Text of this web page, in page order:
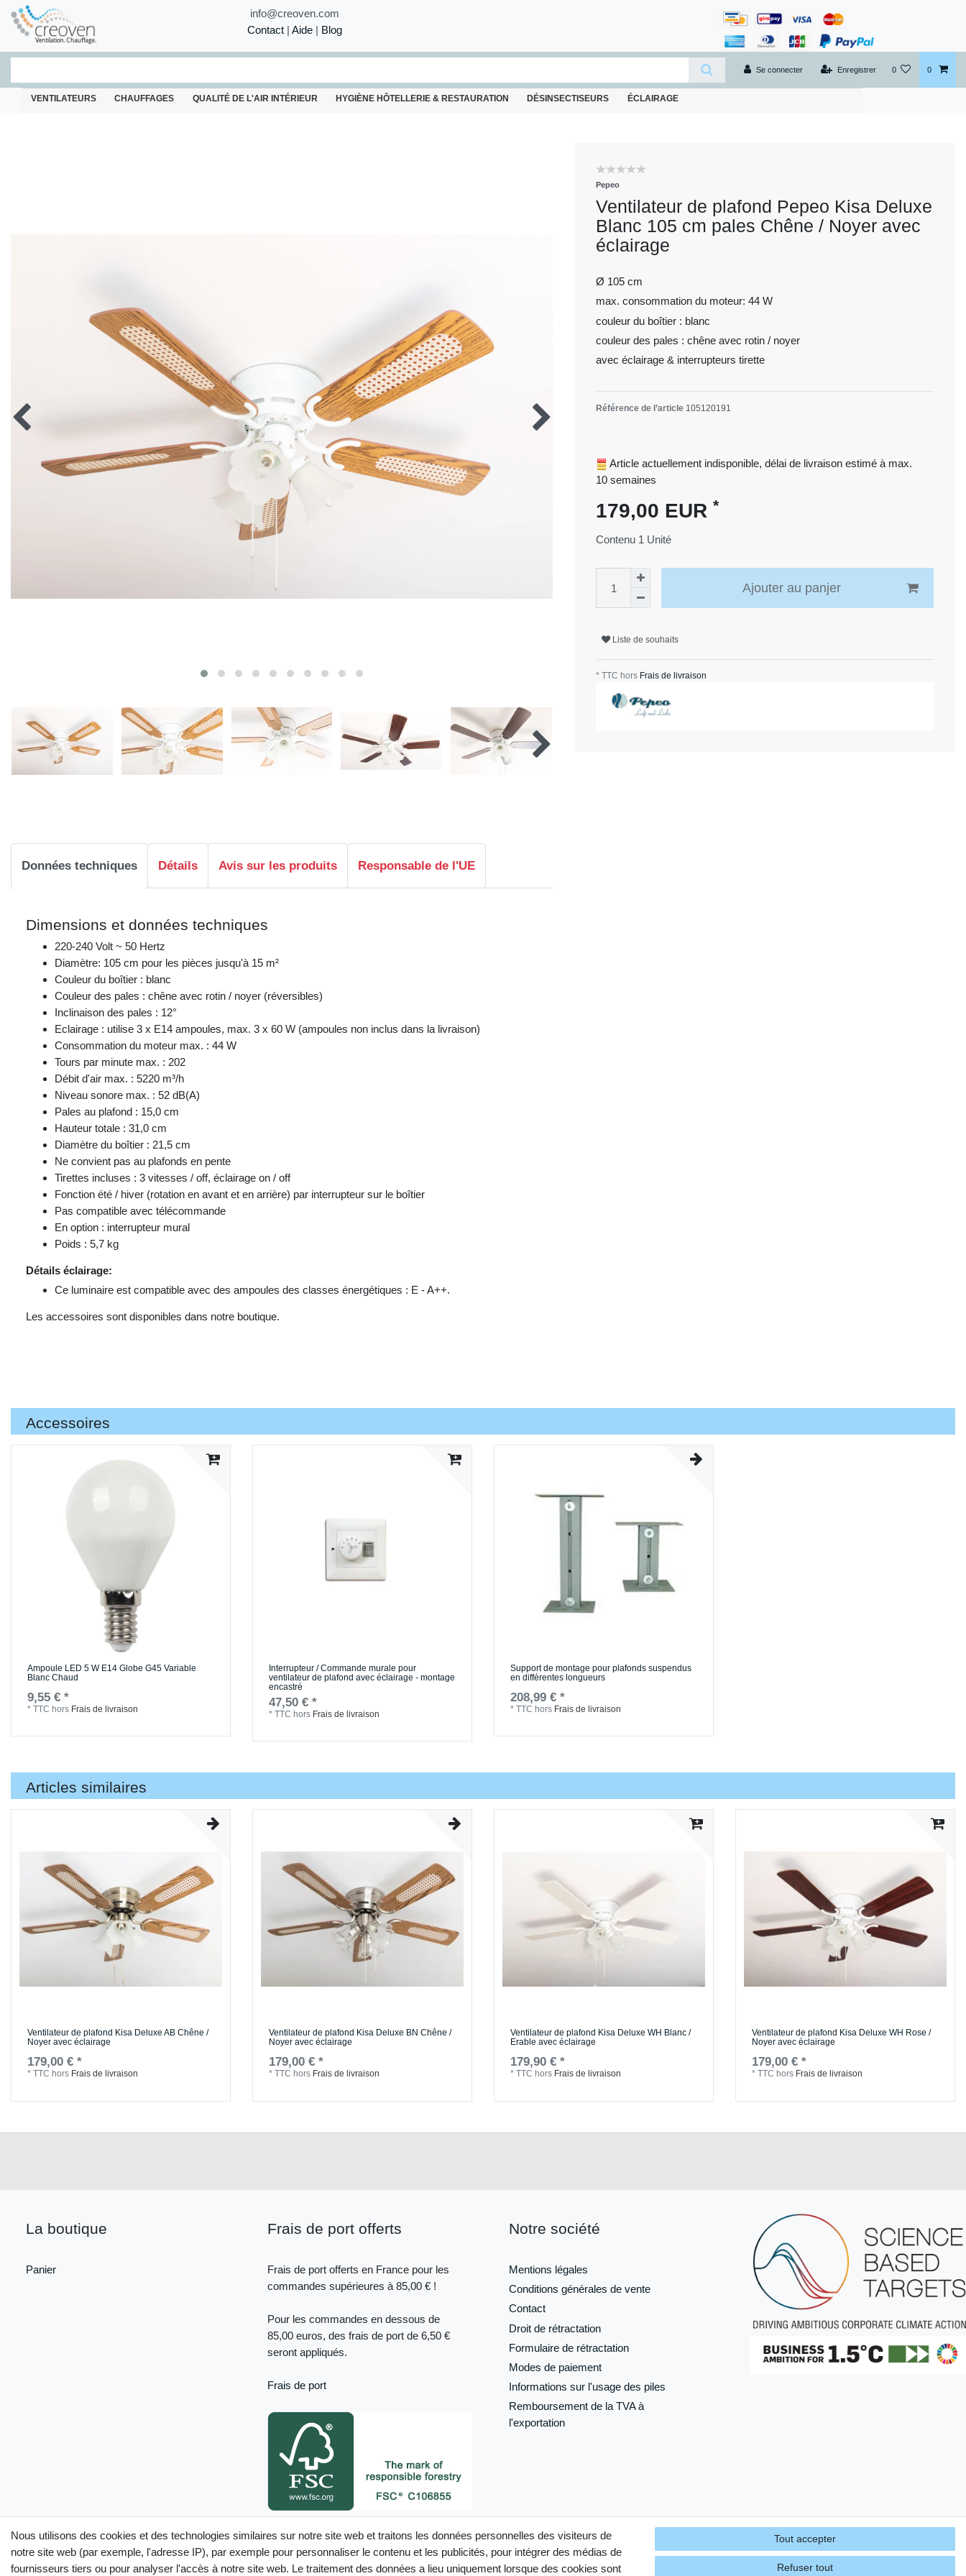
info@creoven.com
Contact| Aide| Blog
Se connecter Enregistrer 0 0
VENTILATEURS CHAUFFAGES QUALITÉ DE L'AIR INTÉRIEUR HYGIÈNE HÔTELLERIE & RESTAURATION DÉSINSECTISEURS ÉCLAIRAGE
Pepeo
Ventilateur de plafond Pepeo Kisa Deluxe
Blanc 105 cm pales Chêne / Noyer avec
éclairage
Ø 105 cm
max. consommation du moteur: 44 W
couleur du boîtier : blanc
couleur des pales : chêne avec rotin / noyer
avec éclairage & interrupteurs tirette
Référence de l’article 105120191
Article actuellement indisponible, délai de livraison estimé à max.
10 semaines
179,00 EUR *
Contenu 1 Unité
Ajouter au panjer
Liste de souhaits
* TTC hors Frais de livraison
Données techniques Détails Avis sur les produits Responsable de l'UE
Dimensions et données techniques
220-240 Volt ~ 50 Hertz
Diamètre: 105 cm pour les pièces jusqu'à 15 m²
Couleur du boîtier : blanc
Couleur des pales : chêne avec rotin / noyer (réversibles)
Inclinaison des pales : 12°
Eclairage : utilise 3 x E14 ampoules, max. 3 x 60 W (ampoules non inclus dans la livraison)
Consommation du moteur max. : 44 W
Tours par minute max. : 202
Débit d'air max. : 5220 m³/h
Niveau sonore max. : 52 dB(A)
Pales au plafond : 15,0 cm
Hauteur totale : 31,0 cm
Diamètre du boîtier : 21,5 cm
Ne convient pas au plafonds en pente
Tirettes incluses : 3 vitesses / off, éclairage on / off
Fonction été / hiver (rotation en avant et en arrière) par interrupteur sur le boîtier
Pas compatible avec télécommande
En option : interrupteur mural
Poids : 5,7 kg
Détails éclairage:
Ce luminaire est compatible avec des ampoules des classes énergétiques : E - A++.
Les accessoires sont disponibles dans notre boutique.
Accessoires
Ampoule LED 5 W E14 Globe G45 Variable
Blanc Chaud
9,55 € *
*TTC hors Frais de livraison
Interrupteur / Commande murale pour
ventilateur de plafond avec éclairage - montage
encastré
47,50 € *
*TTC hors Frais de livraison
Support de montage pour plafonds suspendus
en différentes longueurs
208,99 € *
*TTC hors Frais de livraison
Articles similaires
Ventilateur de plafond Kisa Deluxe AB Chêne /
Noyer avec éclairage
179,00 € *
*TTC hors Frais de livraison
Ventilateur de plafond Kisa Deluxe BN Chêne /
Noyer avec éclairage
179,00 € *
*TTC hors Frais de livraison
Ventilateur de plafond Kisa Deluxe WH Blanc /
Erable avec éclairage
179,90 € *
*TTC hors Frais de livraison
Ventilateur de plafond Kisa Deluxe WH Rose /
Noyer avec éclairage
179,00 € *
*TTC hors Frais de livraison
La boutique
Panier
Frais de port offerts
Frais de port offerts en France pour les
commandes supérieures à 85,00 € !
Pour les commandes en dessous de
85,00 euros, des frais de port de 6,50 €
seront appliqués.
Frais de port
Seuls les produits désignés comme tels sur ce site
internet sont certifiés FSC®
Notre société
Mentions légales
Conditions générales de vente
Contact
Droit de rétractation
Formulaire de rétractation
Modes de paiement
Informations sur l'usage des piles
Remboursement de la TVA à
l'exportation
Nous utilisons des cookies et des technologies similaires sur notre site web et traitons les données personnelles des visiteurs de
notre site web (par exemple, l'adresse IP), par exemple pour personnaliser le contenu et les publicités, pour intégrer des médias de
fournisseurs tiers ou pour analyser l'accès à notre site web. Le traitement des données a lieu uniquement lorsque des cookies sont
Tout accepter
Refuser tout